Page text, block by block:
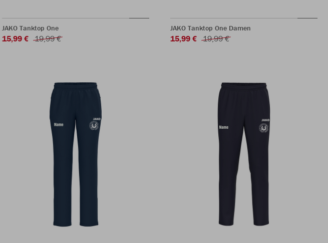
JAKO Tanktop One
15,99 € 19,99 €
JAKO Tanktop One Damen
15,99 € 19,99 €